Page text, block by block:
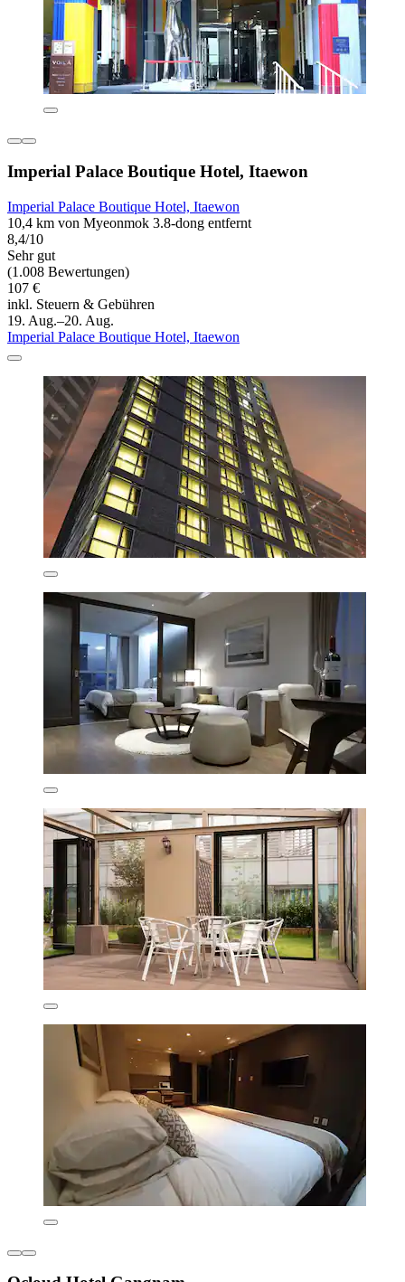
Imperial Palace Boutique Hotel, Itaewon
Imperial Palace Boutique Hotel, Itaewon
10,4 km von Myeonmok 3.8-dong entfernt
8,4/10
Sehr gut
(1.008 Bewertungen)
107 €
inkl. Steuern & Gebühren
19. Aug.–20. Aug.
Imperial Palace Boutique Hotel, Itaewon